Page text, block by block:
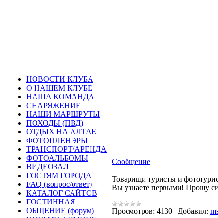
НОВОСТИ КЛУБА
О НАШЕМ КЛУБЕ
НАША КОМАНДА
СНАРЯЖЕНИЕ
НАШИ МАРШРУТЫ
ПОХОДЫ (ПВД)
ОТДЫХ НА АЛТАЕ
ФОТОПЛЕНЭРЫ
ТРАНСПОРТ/АРЕНДА
ФОТОАЛЬБОМЫ
ВИДЕОЗАЛ
ГОСТЯМ ГОРОДА
FAQ (вопрос/ответ)
КАТАЛОГ САЙТОВ
ГОСТИННАЯ
ОБЩЕНИЕ (форум)
Сообщение
Товарищи туристы и
Вы узнаете первыми! Прошу
Просмотров: 4130 | Добавил: